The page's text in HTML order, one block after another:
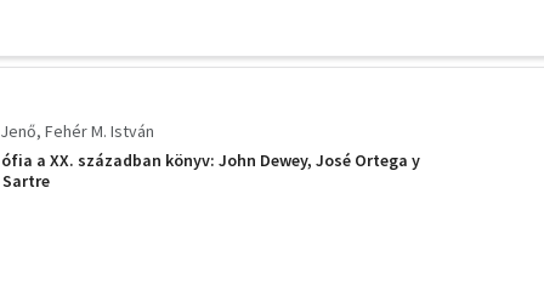
Fehér M. István
a XX. században könyv: John Dewey, José Ortega y